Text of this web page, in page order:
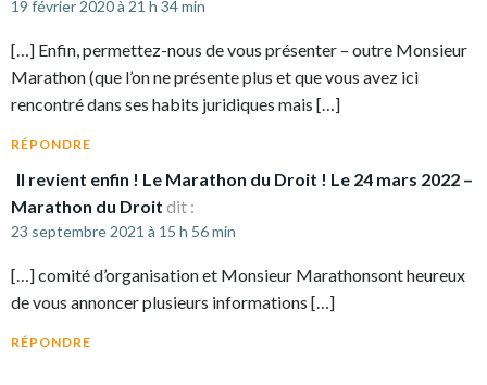
19 février 2020 à 21 h 34 min
[…] Enfin, permettez-nous de vous présenter – outre Monsieur
Marathon (que l’on ne présente plus et que vous avez ici
rencontré dans ses habits juridiques mais […]
RÉPONDRE
Il revient enfin ! Le Marathon du Droit ! Le 24 mars 2022 –
Marathon du Droit dit :
23 septembre 2021 à 15 h 56 min
[…] comité d’organisation et Monsieur Marathonsont heureux
de vous annoncer plusieurs informations […]
RÉPONDRE